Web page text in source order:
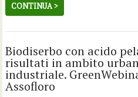
CONTINUA >
Biodiserbo con acido
risultati in ambito
industriale.
Assofloro